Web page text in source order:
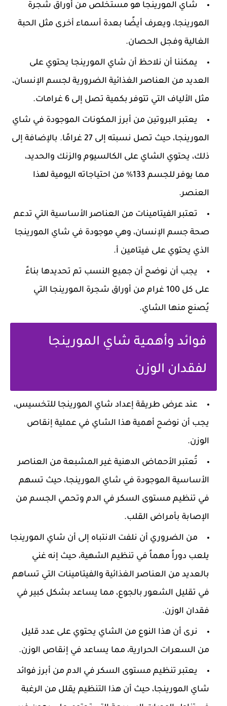
شاي المورينجا هو مستخلص من أوراق شجرة
المورينجا، ويعرف أيضًا بعدة أسماء أخرى مثل الحبة
الغالية وفجل الحصان.
يمكننا أن نلاحظ أن شاي المورينجا يحتوي على
العديد من العناصر الغذائية الضرورية لجسم الإنسان،
مثل الألياف التي تتوفر بكمية تصل إلى 6 غرامات.
يعتبر البروتين من أبرز المكونات الموجودة في شاي
المورينجا، حيث تصل نسبته إلى 27 غرامًا. بالإضافة إلى
ذلك، يحتوي الشاي على الكالسيوم والزنك والحديد،
مما يوفر للجسم 133% من احتياجاته اليومية لهذا
العنصر.
تعتبر الفيتامينات من العناصر الأساسية التي تدعم
صحة جسم الإنسان، وهي موجودة في شاي المورينجا
الذي يحتوي على فيتامين أ.
يجب أن نوضح أن جميع النسب تم تحديدها بناءً
على كل 100 غرام من أوراق شجرة المورينجا التي
يُصنع منها الشاي.
فوائد وأهمية شاي المورينجا
لفقدان الوزن
عند عرض طريقة إعداد شاي المورينجا للتخسيس،
يجب أن نوضح أهمية هذا الشاي في عملية إنقاص
الوزن.
تُعتبر الأحماض الدهنية غير المشبعة من العناصر
الأساسية الموجودة في شاي المورينجا، حيث تسهم
في تنظيم مستوى السكر في الدم وتحمي الجسم من
الإصابة بأمراض القلب.
من الضروري أن نلفت الانتباه إلى أن شاي المورينجا
يلعب دوراً مهماً في تنظيم الشهية، حيث إنه غني
بالعديد من العناصر الغذائية والفيتامينات التي تساهم
في تقليل الشعور بالجوع، مما يساعد بشكل كبير في
فقدان الوزن.
نرى أن هذا النوع من الشاي يحتوي على عدد قليل
من السعرات الحرارية، مما يساعد في إنقاص الوزن.
يعتبر تنظيم مستوى السكر في الدم من أبرز فوائد
شاي المورينجا، حيث أن هذا التنظيم يقلل من الرغبة